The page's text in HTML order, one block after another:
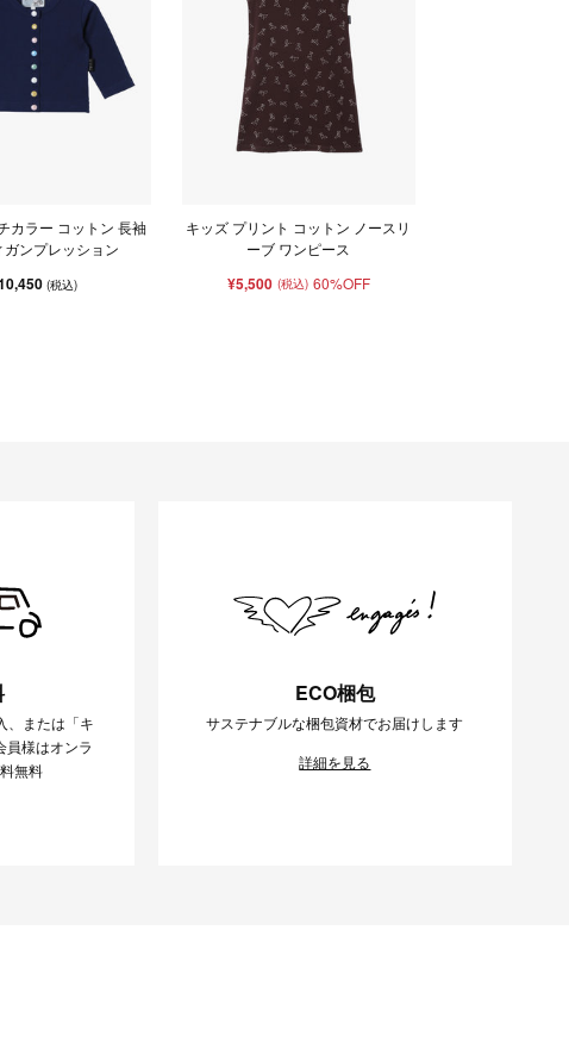
カラー コットン 長袖
ガンプレッション
(税込)
キッズ プリント コットン ノースリ
ーブ ワンピース
¥5,500 (税込) 60%OFF
、または「キ
員様はオンラ
無料
ECO梱包
サステナブルな梱包資材でお届けします
詳細を見る